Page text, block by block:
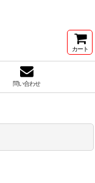
カート
問い合わせ